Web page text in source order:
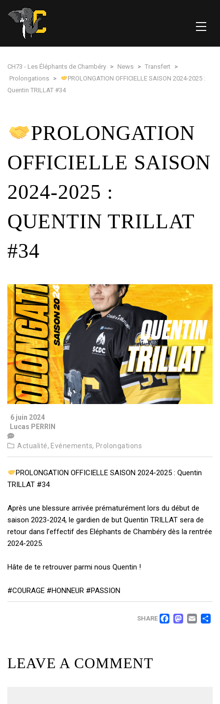
CH73 - Les Éléphants de Chambéry > News > Transfert >
Prolongations >
PROLONGATION OFFICIELLE SAISON 2024-2025 :
Quentin TRILLAT #34
PROLONGATION
OFFICIELLE SAISON
2024-2025 :
QUENTIN TRILLAT
#34
6 juin 2024
Lucas PERRIN
Actualité, Evénements, Prolongations
PROLONGATION OFFICIELLE SAISON 2024-2025 : Quentin
TRILLAT #34
Après une blessure arrivée prématurément lors du début de
saison 2023-2024, le gardien de but Quentin TRILLAT sera de
retour dans l’effectif des Eléphants de Chambéry dès la rentrée
2024-2025.
Hâte de te retrouver parmi nous Quentin !
#COURAGE #HONNEUR #PASSION
SHARE
LEAVE A COMMENT